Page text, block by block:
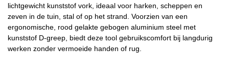
lichtgewicht kunststof vork, ideaal voor harken, scheppen en
zeven in de tuin, stal of op het strand. Voorzien van een
ergonomische, rood gelakte gebogen aluminium steel met
kunststof D‑greep, biedt deze tool gebruikscomfort bij langdurig
werken zonder vermoeide handen of rug.